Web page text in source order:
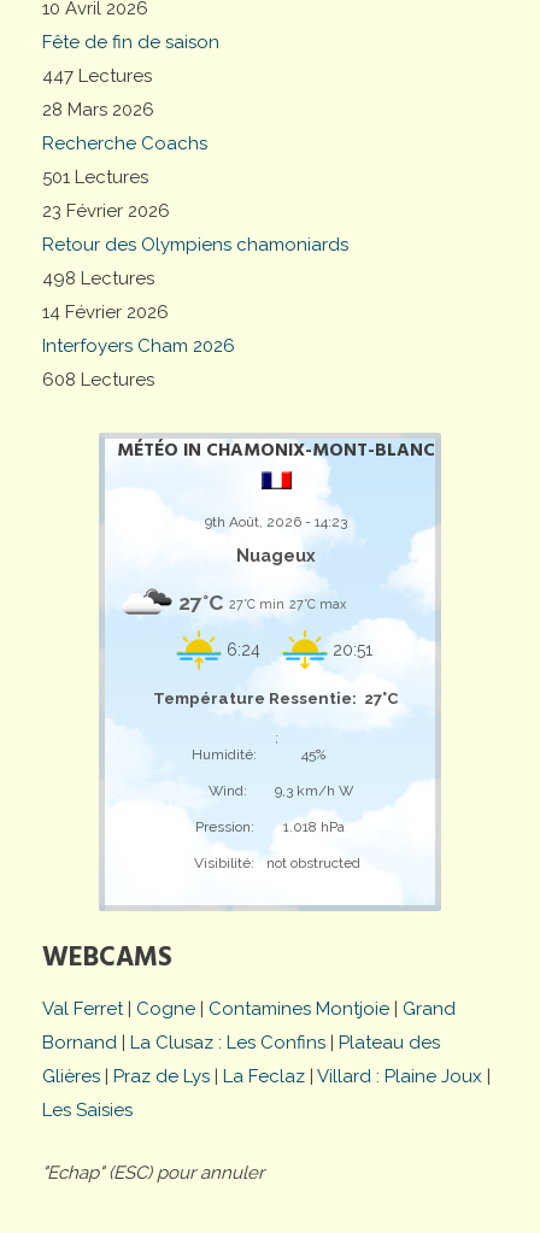
10 Avril 2026
Fête de fin de saison
447 Lectures
28 Mars 2026
Recherche Coachs
501 Lectures
23 Février 2026
Retour des Olympiens chamoniards
498 Lectures
14 Février 2026
Interfoyers Cham 2026
608 Lectures
MÉTÉO IN CHAMONIX-MONT-BLANC
9th Août, 2026 - 14:23
Nuageux
27°C 27°C min 27°C max
6:24 20:51
Température Ressentie: 27°C
;
Humidité:
45%
Wind: 9,3 km/h W
Pression: 1.018 hPa
Visibilité: not obstructed
WEBCAMS
Val Ferret| Cogne | Contamines Montjoie | Grand
Bornand | La Clusaz : Les Confins | Plateau des
Glières | Praz de Lys | La Feclaz | Villard : Plaine Joux |
Les Saisies
"Echap" (ESC) pour annuler